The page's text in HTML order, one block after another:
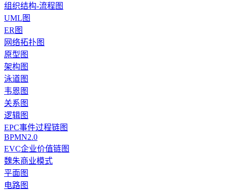
组织结构-流程图
UML图
ER图
网络拓扑图
原型图
架构图
泳道图
韦恩图
关系图
逻辑图
EPC事件过程链图
BPMN2.0
EVC企业价值链图
魏朱商业模式
平面图
电路图